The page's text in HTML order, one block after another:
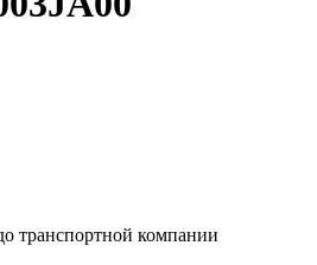
транспортной компании